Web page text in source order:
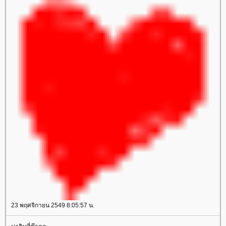
23 พฤศจิกายน 2549 8:05:57 น.